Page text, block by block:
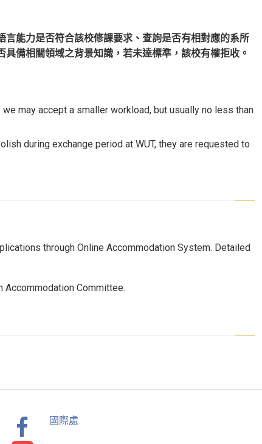
能力是否符合該校修課要求、查詢是否有相對應的系所
備相關領域之背景知識，若未達標準，該校有權拒收。
may accept a smaller workload, but usually no less than
during exchange period at WUT, they are requested to
through Online Accommodation System. Detailed
Accommodation Committee.
國際處